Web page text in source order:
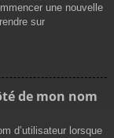
une nouvelle
sur
de mon nom
d’utilisateur lorsque